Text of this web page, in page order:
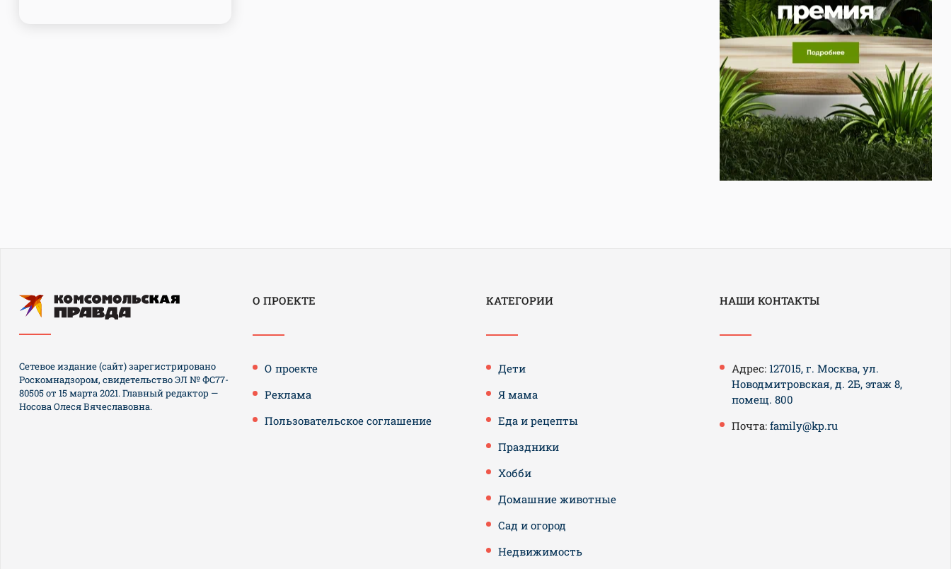
О ПРОЕКТЕ
О проекте
Реклама
Пользовательское соглашение
КАТЕГОРИИ
Дети
Я мама
Еда и рецепты
Праздники
Хобби
Домашние животные
Сад и огород
Недвижимость
НАШИ КОНТАКТЫ
Адрес: 127015, г. Москва, ул.
Новодмитровская, д. 2Б, этаж 8,
помещ. 800
Почта: family@kp.ru
Сетевое издание (сайт) зарегистрировано
Роскомнадзором, свидетельство ЭЛ № ФС77-
80505 от 15 марта 2021. Главный редактор —
Носова Олеся Вячеславовна.